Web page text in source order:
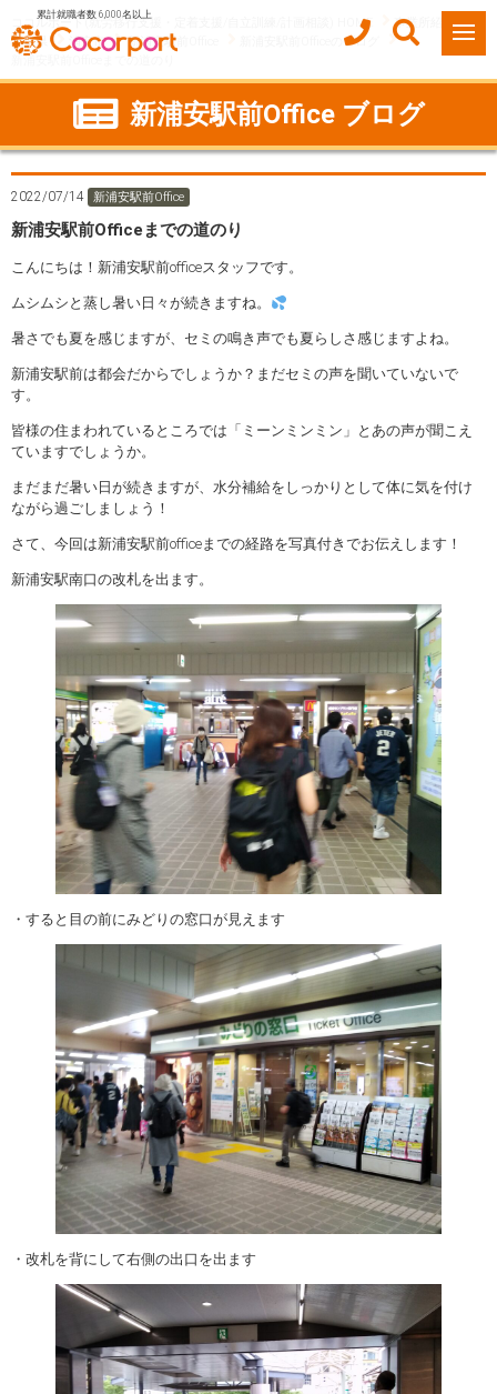
累計就職者数 6,000名以上
ココルポート(就労移行支援・定着支援/自立訓練/計画相談) HOME
事業所紹介
千葉県
浦安市 新浦安駅前Office
新浦安駅前Officeのブログ
新浦安駅前Officeまでの道のり
新浦安駅前Office ブログ
2022/07/14 新浦安駅前Office
新浦安駅前Officeまでの道のり
こんにちは！新浦安駅前officeスタッフです。
ムシムシと蒸し暑い日々が続きますね。
暑さでも夏を感じますが、セミの鳴き声でも夏らしさ感じますよね。
新浦安駅前は都会だからでしょうか？まだセミの声を聞いていないで
す。
皆様の住まわれているところでは「ミーンミンミン」とあの声が聞こえ
ていますでしょうか。
まだまだ暑い日が続きますが、水分補給をしっかりとして体に気を付け
ながら過ごしましょう！
さて、今回は新浦安駅前officeまでの経路を写真付きでお伝えします！
新浦安駅南口の改札を出ます。
・すると目の前にみどりの窓口が見えます
・改札を背にして右側の出口を出ます